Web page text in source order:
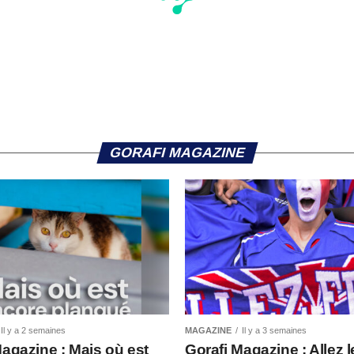
GORAFI MAGAZINE
Il y a 2 semaines
: Mais où est
MAGAZINE Il y a 3 semaines
Gorafi Magazine : Allez